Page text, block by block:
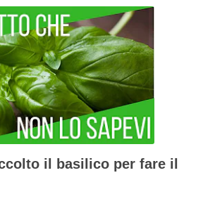
il basilico per fare il